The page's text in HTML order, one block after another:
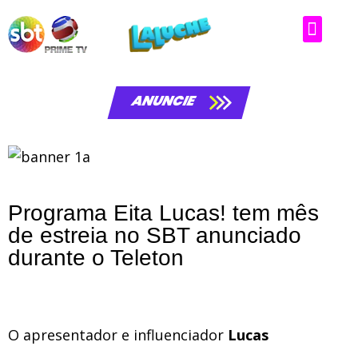
ANUNCIE
Programa Eita Lucas! tem mês
de estreia no SBT anunciado
durante o Teleton
O apresentador e influenciador Lucas